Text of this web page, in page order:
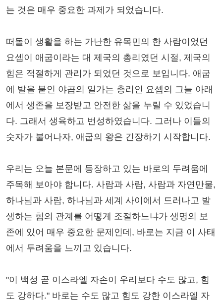
는 것은 매우 중요한 과제가 되었습니다.
떠돌이 생활을 하는 가난한 유목민의 한 사람이었던
요셉이 애굽이라는 대 제국의 총리였던 시절, 제국의
힘은 적절하게 관리가 되었던 것으로 보입니다. 애굽
에 발을 붙인 야곱의 일가는 총리인 요셉의 그늘 아래
에서 생존을 보장받고 안전한 삶을 누릴 수 있었습니
다. 그래서 생육하고 번성하였습니다. 그러나 이들의
숫자가 불어나자, 애굽의 왕은 긴장하기 시작합니다.
우리는 오늘 본문에 등장하고 있는 바로의 두려움에
주목해 보아야 합니다. 사람과 사람, 사람과 자연만물,
하나님과 사람, 하나님과 세계 사이에서 드러나고 발
생하는 힘의 관계를 어떻게 조절하느냐가 생명의 보
존에 있어 매우 중요한 문제인데, 바로는 지금 이 사태
에서 두려움을 느끼고 있습니다.
"이 백성 곧 이스라엘 자손이 우리보다 수도 많고, 힘
도 강하다." 바로는 수도 많고 힘도 강한 이스라엘 자